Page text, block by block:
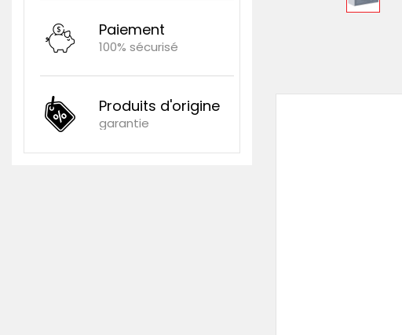
Paiement
100% sécurisé
Produits d'origine
garantie